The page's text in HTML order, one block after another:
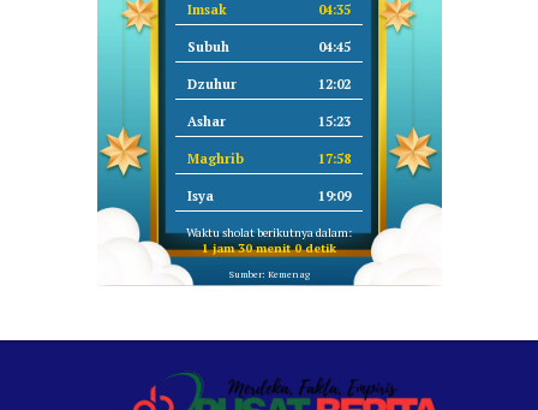
Imsak 04:35
Subuh 04:45
Dzuhur 12:02
Ashar 15:23
Maghrib 17:58
Isya 19:09
Waktu sholat berikutnya dalam:
1 jam 30 menit 0 detik
Sumber: Kemenag